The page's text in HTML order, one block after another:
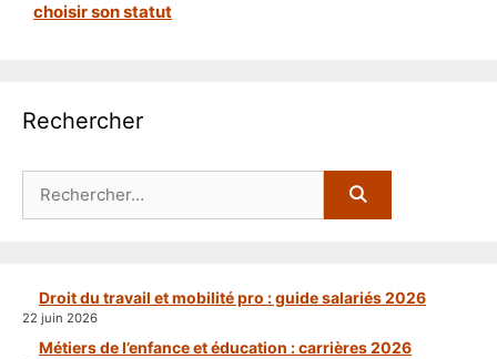
choisir son statut
Rechercher
Droit du travail et mobilité pro : guide salariés 2026
22 juin 2026
Métiers de l’enfance et éducation : carrières 2026